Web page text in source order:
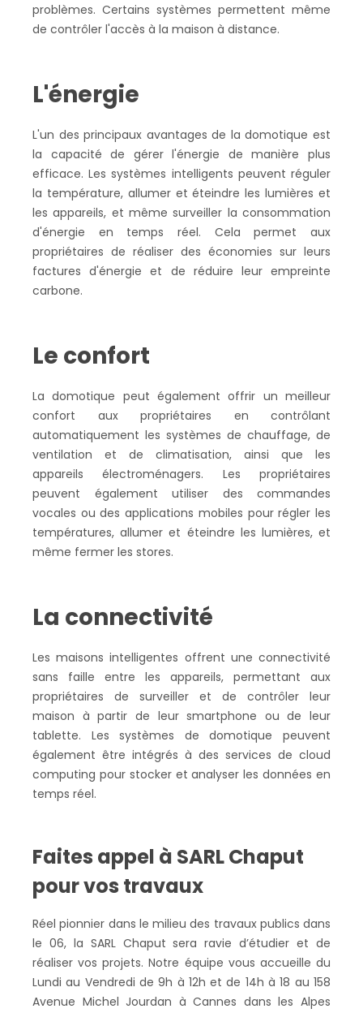
problèmes. Certains systèmes permettent même
de contrôler l'accès à la maison à distance.
L'énergie
L'un des principaux avantages de la domotique est
la capacité de gérer l'énergie de manière plus
efficace. Les systèmes intelligents peuvent réguler
la température, allumer et éteindre les lumières et
les appareils, et même surveiller la consommation
d'énergie en temps réel. Cela permet aux
propriétaires de réaliser des économies sur leurs
factures d'énergie et de réduire leur empreinte
carbone.
Le confort
La domotique peut également offrir un meilleur
confort aux propriétaires en contrôlant
automatiquement les systèmes de chauffage, de
ventilation et de climatisation, ainsi que les
appareils électroménagers. Les propriétaires
peuvent également utiliser des commandes
vocales ou des applications mobiles pour régler les
températures, allumer et éteindre les lumières, et
même fermer les stores.
La connectivité
Les maisons intelligentes offrent une connectivité
sans faille entre les appareils, permettant aux
propriétaires de surveiller et de contrôler leur
maison à partir de leur smartphone ou de leur
tablette. Les systèmes de domotique peuvent
également être intégrés à des services de cloud
computing pour stocker et analyser les données en
temps réel.
Faites appel à SARL Chaput
pour vos travaux
Réel pionnier dans le milieu des travaux publics dans
le 06, la SARL Chaput sera ravie d’étudier et de
réaliser vos projets. Notre équipe vous accueille du
Lundi au Vendredi de 9h à 12h et de 14h à 18 au 158
Avenue Michel Jourdan à Cannes dans les Alpes